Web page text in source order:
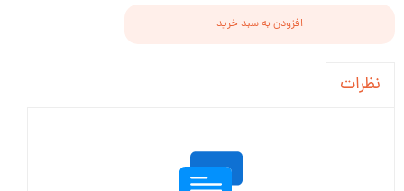
افزودن به سبد خرید
نظرات